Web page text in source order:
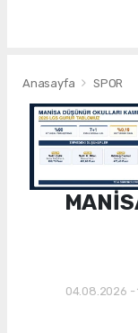
Anasayfa SPOR
04.08.2026 -